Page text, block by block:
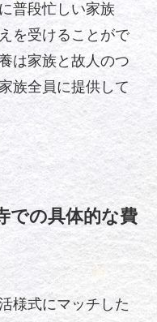
普段忙しい家族
を受けることがで
は家族と故人のつ
族全員に提供して
での具体的な費
様式にマッチした